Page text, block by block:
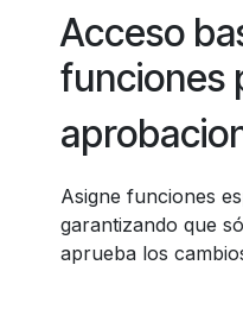
Acceso
funciones
Asigne funciones
garantizando que
aprueba los